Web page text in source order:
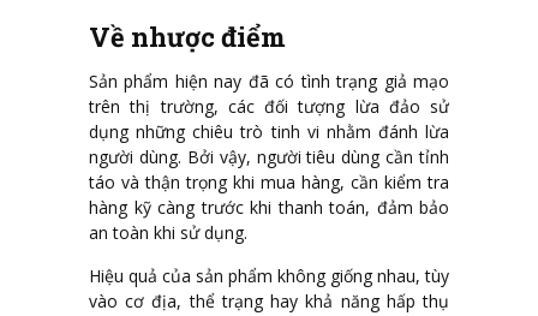
Về nhược điểm
Sản phẩm hiện nay đã có tình trạng giả mạo
trên thị trường, các đối tượng lừa đảo sử
dụng những chiêu trò tinh vi nhằm đánh lừa
người dùng. Bởi vậy, người tiêu dùng cần tỉnh
táo và thận trọng khi mua hàng, cần kiểm tra
hàng kỹ càng trước khi thanh toán, đảm bảo
an toàn khi sử dụng.
Hiệu quả của sản phẩm không giống nhau, tùy
vào cơ địa, thể trạng hay khả năng hấp thụ